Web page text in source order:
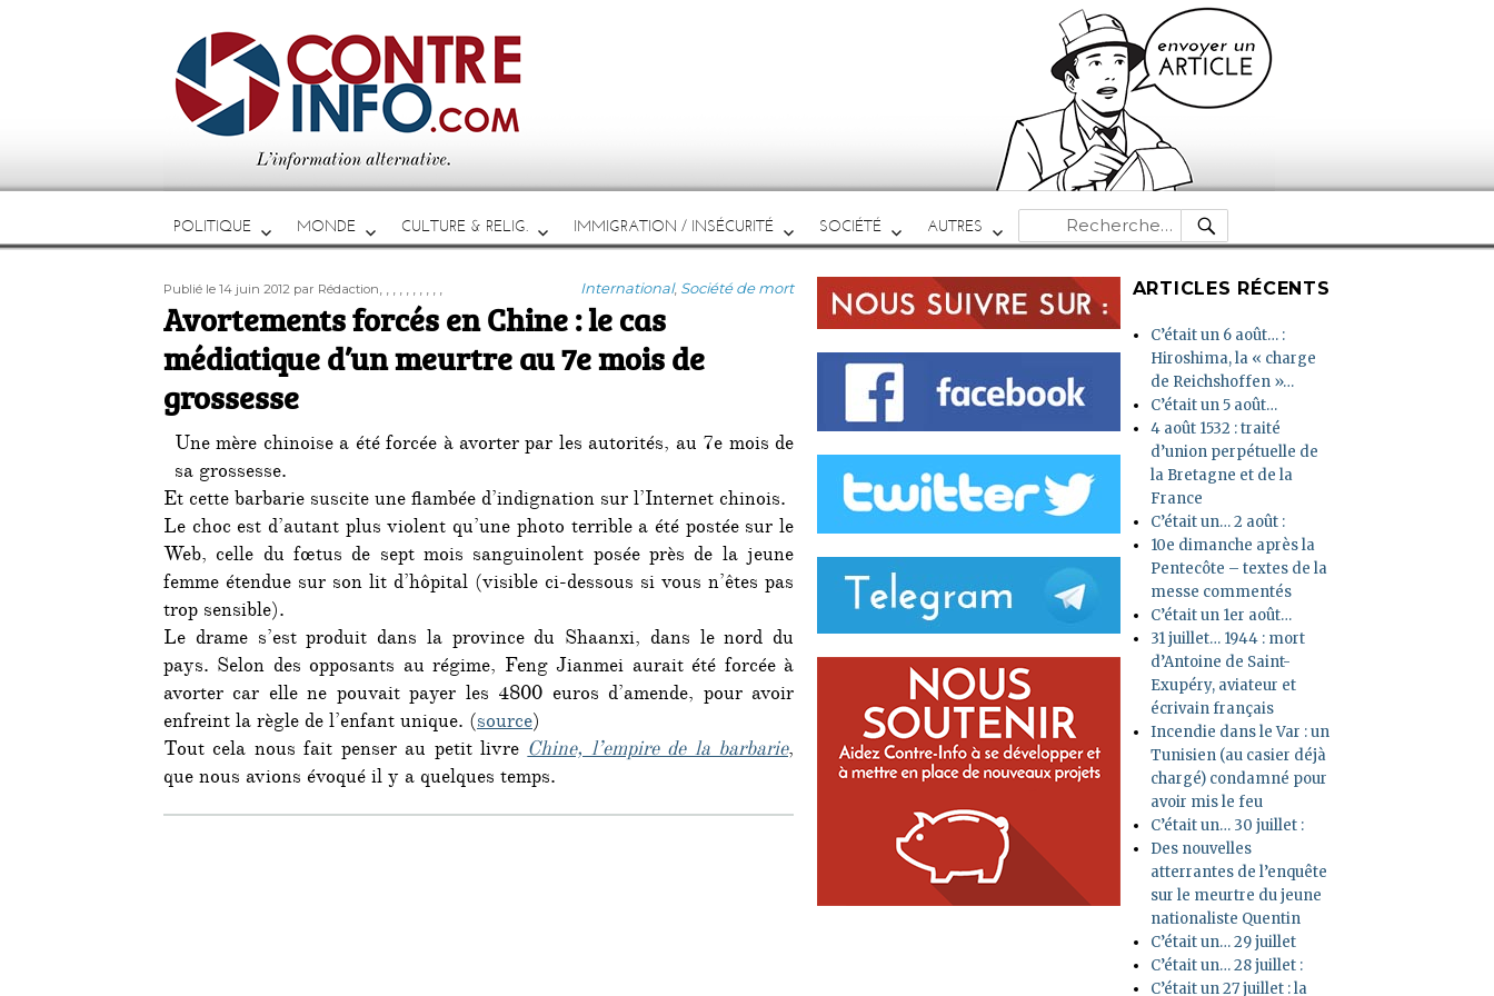
POLITIQUE MONDE CULTURE & RELIG. IMMIGRATION / INSÉCURITÉ SOCIÉTÉ AUTRES
Recherche
pour :
RECHERCHE
Publié
le
Publié le 14 juin 2012 Auteur
par Rédaction Catégories
International, Société de mort
, , , , , , , , , ,
Avortements forcés en Chine : le cas
médiatique d’un meurtre au 7e mois de
grossesse
Une mère chinoise a été forcée à avorter par les autorités, au 7e mois de
sa grossesse.
Et cette barbarie suscite une flambée d’indignation sur l’Internet chinois.
Le choc est d’autant plus violent qu’une photo terrible a été postée sur le
Web, celle du fœtus de sept mois sanguinolent posée près de la jeune
femme étendue sur son lit d’hôpital (visible ci-dessous si vous n’êtes pas
trop sensible).
Le drame s’est produit dans la province du Shaanxi, dans le nord du
pays. Selon des opposants au régime, Feng Jianmei aurait été forcée à
avorter car elle ne pouvait payer les 4800 euros d’amende, pour avoir
enfreint la règle de l’enfant unique. (source)
Tout cela nous fait penser au petit livreChine, l’empire de la barbarie,
que nous avions évoqué il y a quelques temps.
ARTICLES RÉCENTS
C’était un 6 août… :
Hiroshima, la « charge
de Reichshoffen »…
C’était un 5 août…
4 août 1532 : traité
d’union perpétuelle de
la Bretagne et de la
France
C’était un… 2 août :
10e dimanche après la
Pentecôte – textes de la
messe commentés
C’était un 1er août…
31 juillet… 1944 : mort
d’Antoine de Saint-
Exupéry, aviateur et
écrivain français
Incendie dans le Var : un
Tunisien (au casier déjà
chargé) condamné pour
avoir mis le feu
C’était un… 30 juillet :
Des nouvelles
atterrantes de l’enquête
sur le meurtre du jeune
nationaliste Quentin
C’était un… 29 juillet
C’était un… 28 juillet :
C’était un 27 juillet : la